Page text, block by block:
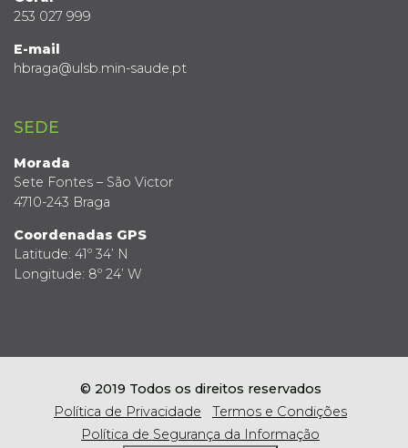
253 027 999
E-mail
hbraga@ulsb.min-saude.pt
SEDE
Morada
Sete Fontes – São Victor
4710-243 Braga
Coordenadas GPS
Latitude: 41º 34’ N
Longitude: 8º 24’ W
© 2019 Todos os direitos reservados
Política de Privacidade
Termos e Condições
Política de Segurança da Informação